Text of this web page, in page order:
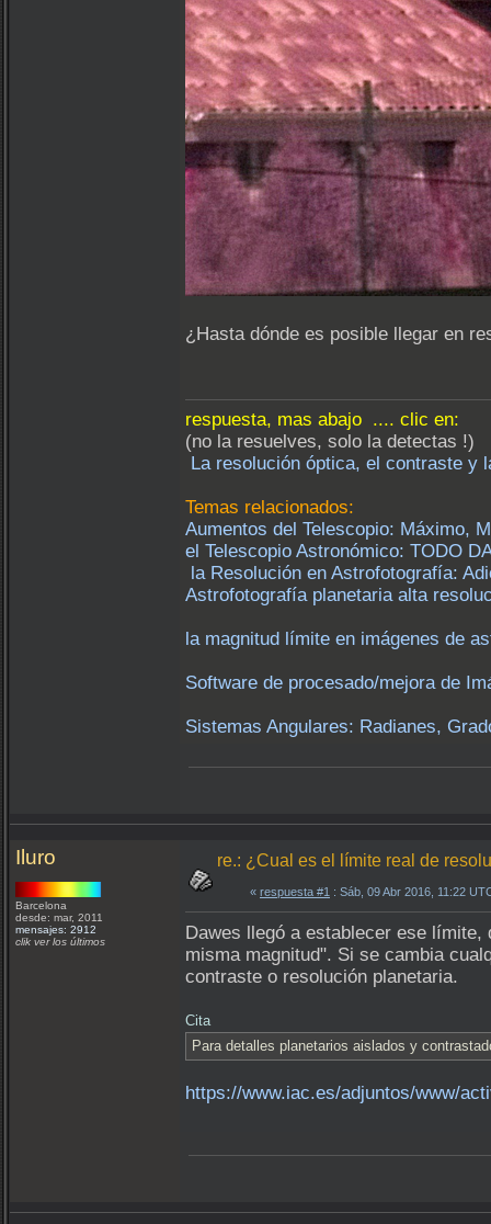
¿Hasta dónde es posible llegar en
respuesta, mas abajo .... clic en:
(no la resuelves, solo la detectas !)
La resolución óptica, el contraste y
Temas relacionados:
Aumentos del Telescopio: Máximo,
el Telescopio Astronómico: TODO
la Resolución en Astrofotografía:
Astrofotografía planetaria alta
la magnitud límite en imágenes de
Software de procesado/mejora de
Sistemas Angulares: Radianes,
Iluro
Barcelona
desde: mar, 2011
mensajes: 2912
clik ver los últimos
re.: ¿Cual es el límite real de
« respuesta #1 : Sáb, 09 Abr 2016, 11:22
Dawes llegó a establecer ese
misma magnitud". Si se cambia
contraste o resolución planetaria.
Cita
Para detalles planetarios aislados y
https://www.iac.es/adjuntos/www/